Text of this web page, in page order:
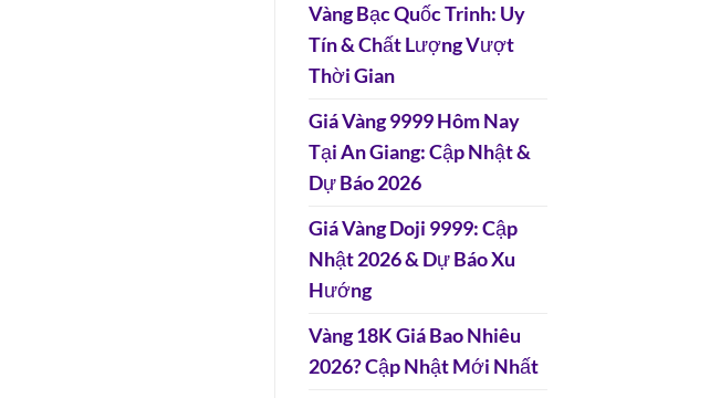
Vàng Bạc Quốc Trinh: Uy
Tín & Chất Lượng Vượt
Thời Gian
Giá Vàng 9999 Hôm Nay
Tại An Giang: Cập Nhật &
Dự Báo 2026
Giá Vàng Doji 9999: Cập
Nhật 2026 & Dự Báo Xu
Hướng
Vàng 18K Giá Bao Nhiêu
2026? Cập Nhật Mới Nhất